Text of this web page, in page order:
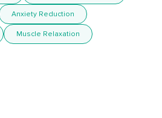
Anxiety Reduction
Muscle Relaxation